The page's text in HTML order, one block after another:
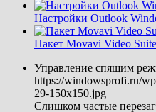
Настройки Outlook
Пакет Movavi Video
Управление спящим
https://windowsprofi.ru/
29-150x150.jpg
Слишком частые